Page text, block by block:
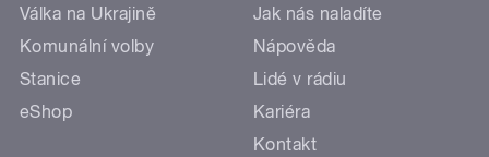
Válka na Ukrajině
Komunální volby
Stanice
eShop
Jak nás naladíte
Nápověda
Lidé v rádiu
Kariéra
Kontakt